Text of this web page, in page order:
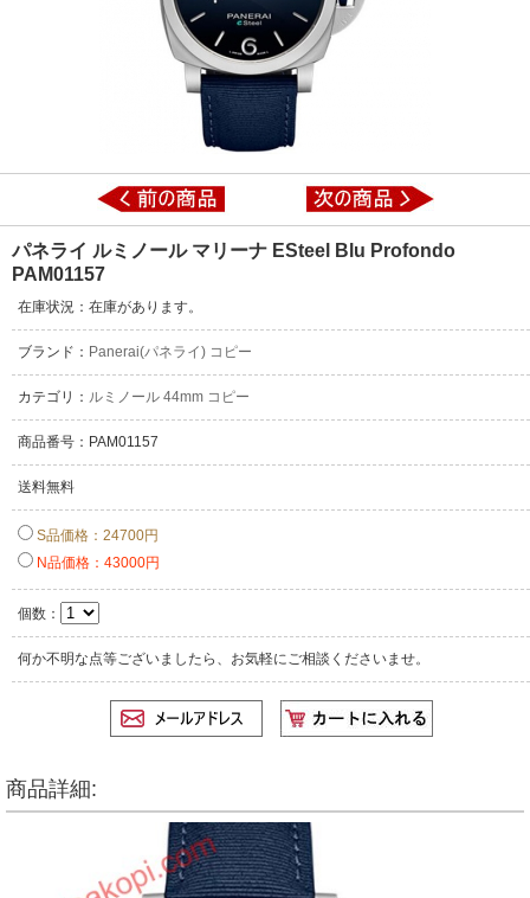
パネライ ルミノール マリーナ ESteel Blu Profondo
PAM01157
在庫状況：在庫があります。
ブランド： Panerai(パネライ) コピー
カテゴリ： ルミノール 44mm コピー
商品番号：PAM01157
送料無料
S品価格：24700円
N品価格：43000円
個数：
何か不明な点等ございましたら、お気軽にご相談くださいませ。
商品詳細: